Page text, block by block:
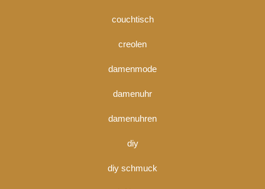
couchtisch
creolen
damenmode
damenuhr
damenuhren
diy
diy schmuck